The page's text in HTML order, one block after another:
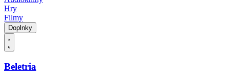
Hry
Filmy
Doplnky
Beletria